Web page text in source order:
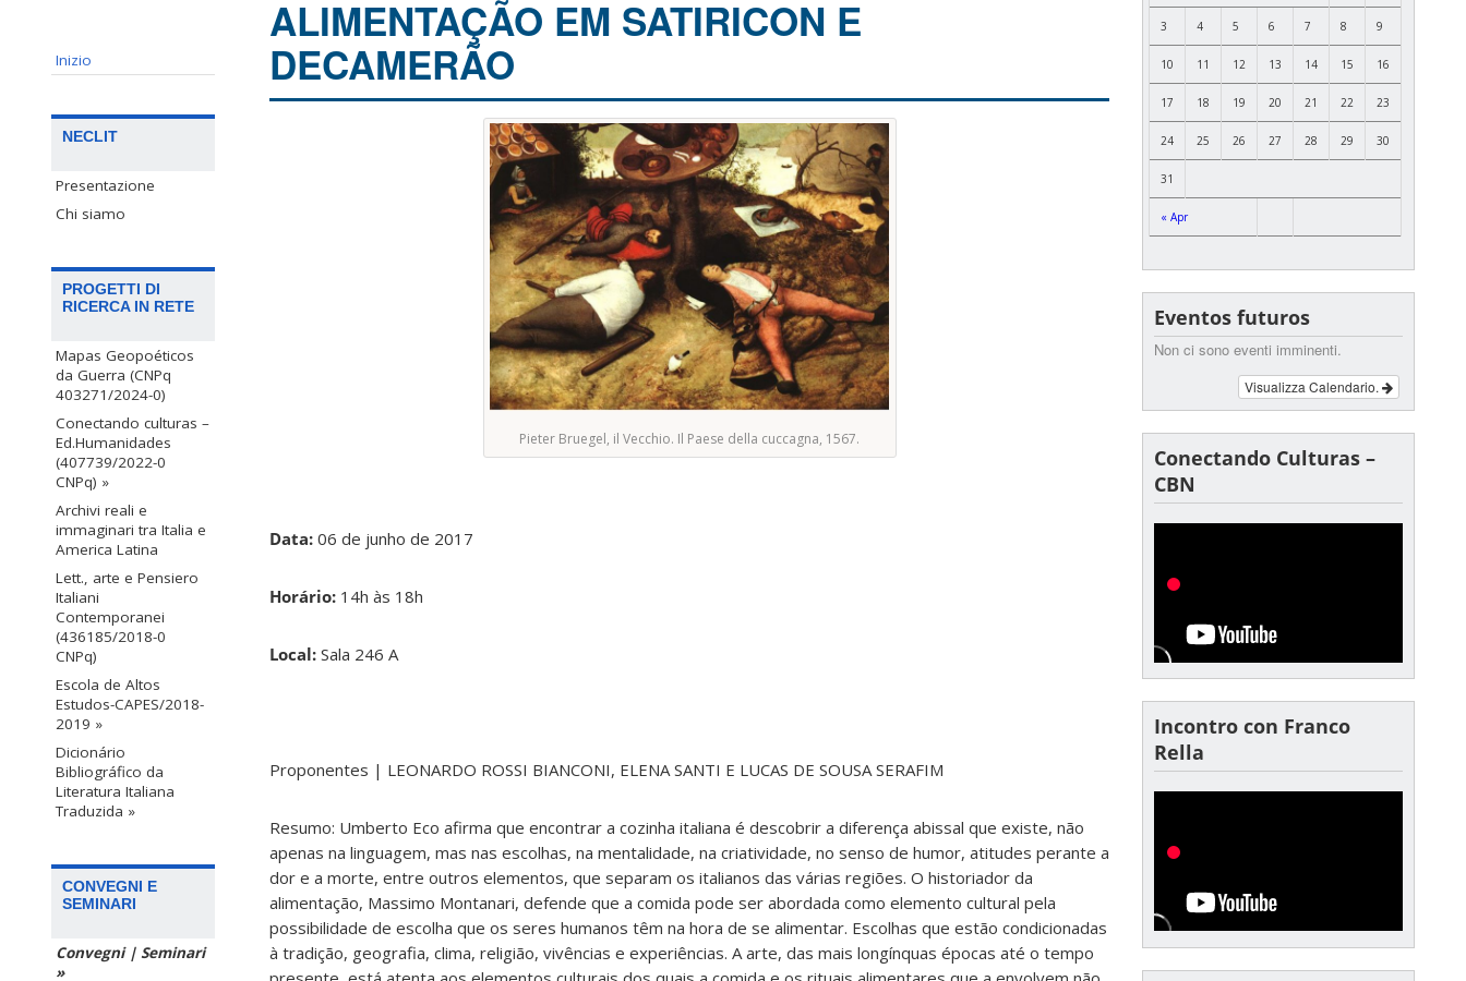
Inizio
NECLIT
Presentazione
Chi siamo
PROGETTI DI
RICERCA IN RETE
Mapas Geopoéticos
da Guerra (CNPq
403271/2024-0)
Conectando culturas –
Ed.Humanidades
(407739/2022-0
CNPq) »
Archivi reali e
immaginari tra Italia e
America Latina
Lett., arte e Pensiero
Italiani
Contemporanei
(436185/2018-0
CNPq)
Escola de Altos
Estudos-CAPES/2018-
2019 »
Dicionário
Bibliográfico da
Literatura Italiana
Traduzida »
CONVEGNI E
SEMINARI
Convegni | Seminari
»
ALIMENTAÇÃO EM SATIRICON E
DECAMERÃO
Pieter Bruegel, il Vecchio. Il Paese della cuccagna, 1567.
Data: 06 de junho de 2017
Horário: 14h às 18h
Local: Sala 246 A
Proponentes | LEONARDO ROSSI BIANCONI, ELENA SANTI E LUCAS DE SOUSA SERAFIM
Resumo: Umberto Eco afirma que encontrar a cozinha italiana é descobrir a diferença abissal que existe, não
apenas na linguagem, mas nas escolhas, na mentalidade, na criatividade, no senso de humor, atitudes perante a
dor e a morte, entre outros elementos, que separam os italianos das várias regiões. O historiador da
alimentação, Massimo Montanari, defende que a comida pode ser abordada como elemento cultural pela
possibilidade de escolha que os seres humanos têm na hora de se alimentar. Escolhas que estão condicionadas
à tradição, geografia, clima, religião, vivências e experiências. A arte, das mais longínquas épocas até o tempo
« Apr
3 4 5 6 7 8 9
10 11 12 13 14 15 16
17 18 19 20 21 22 23
24 25 26 27 28 29 30
31
Eventos futuros
Non ci sono eventi imminenti.
Visualizza Calendario.
Conectando Culturas –
CBN
Incontro con Franco
Rella